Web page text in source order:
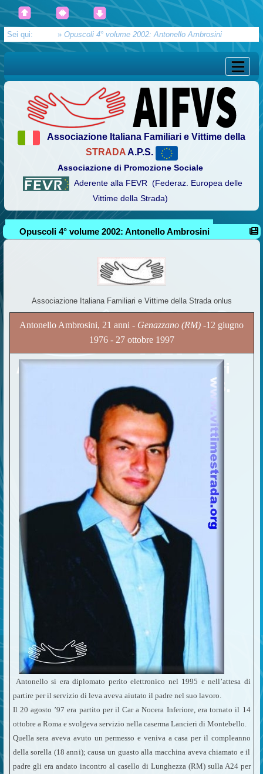
Sei qui: » Opuscoli 4° volume 2002: Antonello Ambrosini
Associazione Italiana Familiari e Vittime della
STRADAA.P.S.
Associazione di Promozione Sociale
Aderente alla FEVR (Federaz. Europea delle
Vittime della Strada)
Opuscoli 4° volume 2002: Antonello Ambrosini
Associazione Italiana Familiari e Vittime della Strada onlus
Antonello Ambrosini, 21 anni - Genazzano (RM) -12 giugno
1976 - 27 ottobre 1997
Antonello si era diplomato perito elettronico nel 1995 e nell’attesa di
partire per il servizio di leva aveva aiutato il padre nel suo lavoro.
Il 20 agosto ’97 era partito per il Car a Nocera Inferiore, era tornato il 14
ottobre a Roma e svolgeva servizio nella caserma Lancieri di Montebello.
Quella sera aveva avuto un permesso e veniva a casa per il compleanno
della sorella (18 anni); causa un guasto alla macchina aveva chiamato e il
padre gli era andato incontro al casello di Lunghezza (RM) sulla A24 per